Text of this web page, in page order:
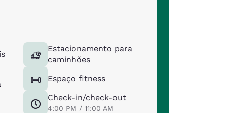
Estacionamento para
caminhões
Espaço fitness
Check-in/check-out
4:00 PM / 11:00 AM